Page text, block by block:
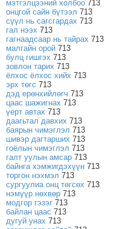
мэтгэлцээний холбоо713
онцгой сайн бүтээл 713
сүүл нь сагсгардах 713
гал нээх 713
гагнаадсаар нь тайрах 713
малгайн орой713
булц гишгэх 713
зовлон тарих 713
ёлхос ёлхос хийх 713
эрх төгс 713
дэд ерөнхийлөгч 713
цаас шажигнах 713
үерт автах 713
даагьтал давхих 713
баярын чимэглэл 713
шивэр дагтарших 713
гоёлын чимэглэл 713
галт уулын амсар713
байнга хэмжигдэхүүн713
торгон нэхмэл 713
сургуулиа онц төгсөх 713
нэмүүр нөхвөр713
модгор гэзэг713
байлан цаас 713
дугуй унах 713